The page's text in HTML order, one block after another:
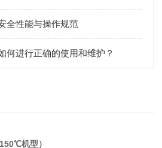
全性能与操作规范
何进行正确的使用和维护？
机型）